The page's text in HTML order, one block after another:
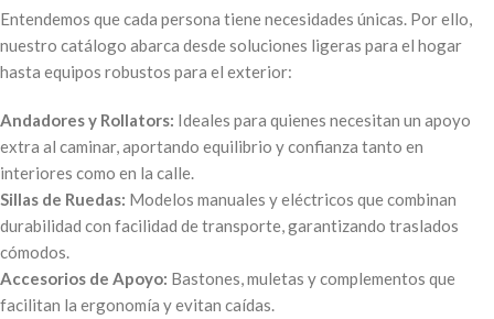
Entendemos que cada persona tiene necesidades únicas. Por ello,
nuestro catálogo abarca desde soluciones ligeras para el hogar
hasta equipos robustos para el exterior:
Andadores y Rollators: Ideales para quienes necesitan un apoyo
extra al caminar, aportando equilibrio y confianza tanto en
interiores como en la calle.
Sillas de Ruedas: Modelos manuales y eléctricos que combinan
durabilidad con facilidad de transporte, garantizando traslados
cómodos.
Accesorios de Apoyo: Bastones, muletas y complementos que
facilitan la ergonomía y evitan caídas.